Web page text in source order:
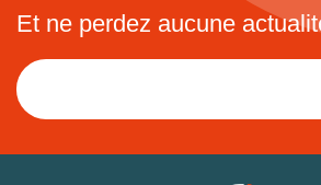
Et ne perdez aucune